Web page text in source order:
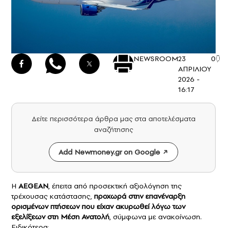
NEWSROOM23
ΑΠΡΙΛΙΟΥ
2026 -
16:17
0
Δείτε περισσότερα άρθρα μας στα αποτελέσματα
αναζήτησης
Add Newmoney.gr on Google
H AEGEAN, έπειτα από προσεκτική αξιολόγηση της
τρέχουσας κατάστασης, προχωρά στην επανέναρξη
ορισμένωνπτήσεωνπου είχαν ακυρωθεί λόγω των
εξελίξεων στη Μέση Ανατολή, σύμφωνα με ανακοίνωση.